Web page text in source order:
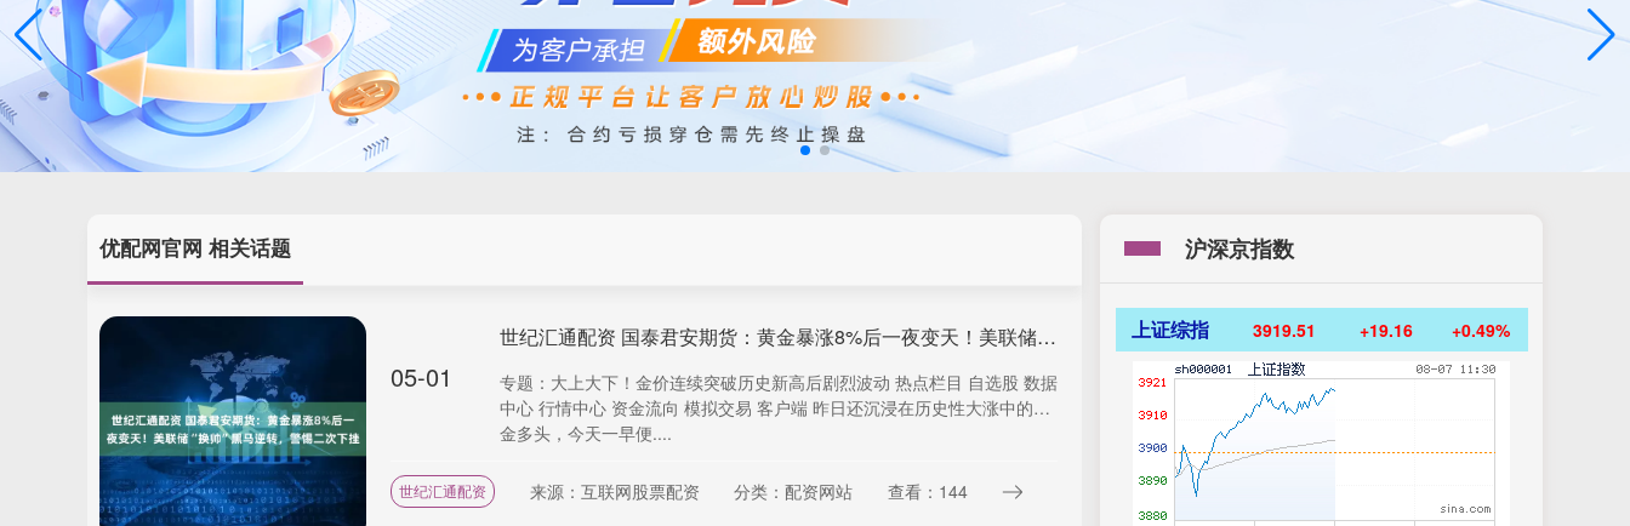
优配网官网 相关话题
05-01
世纪汇通配资 国泰君安期货：黄金暴涨8%后一夜变天！美联储“换帅”黑马逆转，警惕二次下挫
专题：大上大下！金价连续突破历史新高后剧烈波动 热点栏目 自选股 数据
中心 行情中心 资金流向 模拟交易 客户端 昨日还沉浸在历史性大涨中的黄
金多头，今天一早便....
世纪汇通配资 来源：互联网股票配资 分类：配资网站 查看：144
沪深京指数
上证综指 3919.51 +19.16 +0.49%